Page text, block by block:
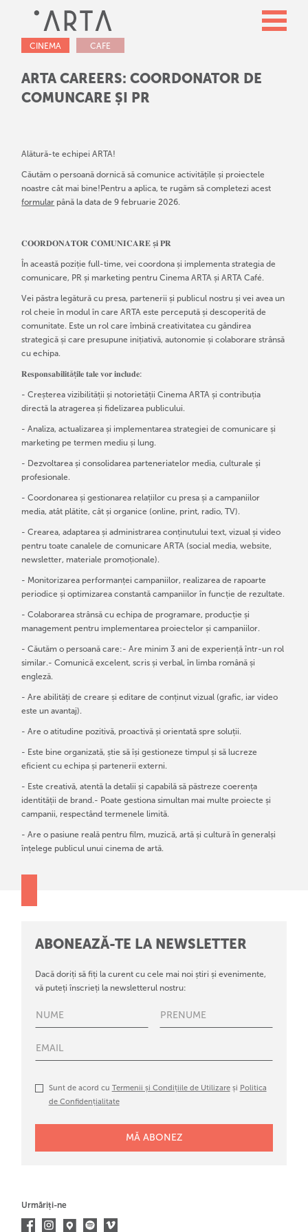
CINEMA CAFE
ARTA CAREERS: COORDONATOR DE
COMUNCARE ȘI PR
Alătură-te echipei ARTA!
Căutăm o persoană dornică să comunice activitățile și proiectele
noastre cât mai bine!Pentru a aplica, te rugăm să completezi acest
formular până la data de 9 februarie 2026.
𝐂𝐎𝐎𝐑𝐃𝐎𝐍𝐀𝐓𝐎𝐑 𝐂𝐎𝐌𝐔𝐍𝐈𝐂𝐀𝐑𝐄 ș𝐢 𝐏𝐑
În această poziție full-time, vei coordona și implementa strategia de
comunicare, PR și marketing pentru Cinema ARTA și ARTA Café.
Vei păstra legătură cu presa, partenerii și publicul nostru și vei avea un
rol cheie în modul în care ARTA este percepută și descoperită de
comunitate. Este un rol care îmbină creativitatea cu gândirea
strategică și care presupune inițiativă, autonomie și colaborare strânsă
cu echipa.
𝐑𝐞𝐬𝐩𝐨𝐧𝐬𝐚𝐛𝐢𝐥𝐢𝐭ăț𝐢𝐥𝐞 𝐭𝐚𝐥𝐞 𝐯𝐨𝐫 𝐢𝐧𝐜𝐥𝐮𝐝𝐞:
- Creșterea vizibilității și notorietății Cinema ARTA și contribuția
directă la atragerea și fidelizarea publicului.
- Analiza, actualizarea și implementarea strategiei de comunicare și
marketing pe termen mediu și lung.
- Dezvoltarea și consolidarea parteneriatelor media, culturale și
profesionale.
- Coordonarea și gestionarea relațiilor cu presa și a campaniilor
media, atât plătite, cât și organice (online, print, radio, TV).
- Crearea, adaptarea și administrarea conținutului text, vizual și video
pentru toate canalele de comunicare ARTA (social media, website,
newsletter, materiale promoționale).
- Monitorizarea performanței campaniilor, realizarea de rapoarte
periodice și optimizarea constantă campaniilor în funcție de rezultate.
- Colaborarea strânsă cu echipa de programare, producție și
management pentru implementarea proiectelor și campaniilor.
- Căutăm o persoană care:- Are minim 3 ani de experiență într-un rol
similar.- Comunică excelent, scris și verbal, în limba română și
engleză.
- Are abilități de creare și editare de conținut vizual (grafic, iar video
este un avantaj).
- Are o atitudine pozitivă, proactivă și orientată spre soluții.
- Este bine organizată, știe să își gestioneze timpul și să lucreze
eficient cu echipa și partenerii externi.
- Este creativă, atentă la detalii și capabilă să păstreze coerența
identității de brand.- Poate gestiona simultan mai multe proiecte și
campanii, respectând termenele limită.
- Are o pasiune reală pentru film, muzică, artă și cultură în generalși
înțelege publicul unui cinema de artă.
ABONEAZĂ-TE LA NEWSLETTER
Dacă doriți să fiți la curent cu cele mai noi știri și evenimente,
vă puteți înscrieți la newsletterul nostru:
Sunt de acord cu Termenii și Condițiile de Utilizareși Politica
de Confidențialitate
Urmăriți-ne